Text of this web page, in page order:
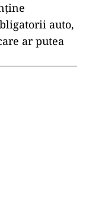
auto,
ar putea